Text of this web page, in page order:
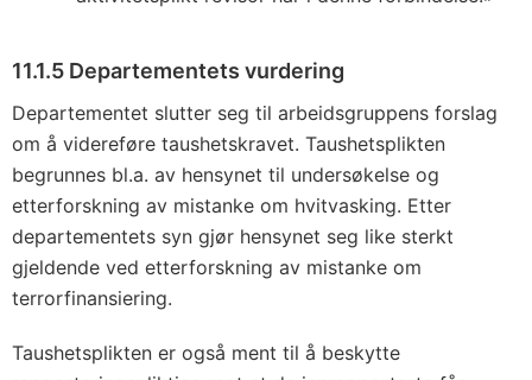
11.1.5 Departementets vurdering
Departementet slutter seg til arbeidsgruppens forslag
om å videreføre taushetskravet. Taushetsplikten
begrunnes bl.a. av hensynet til undersøkelse og
etterforskning av mistanke om hvitvasking. Etter
departementets syn gjør hensynet seg like sterkt
gjeldende ved etterforskning av mistanke om
terrorfinansiering.
Taushetsplikten er også ment til å beskytte